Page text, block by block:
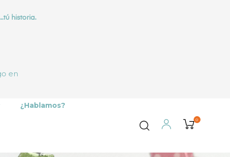
historia.
en
¿Hablamos?
0